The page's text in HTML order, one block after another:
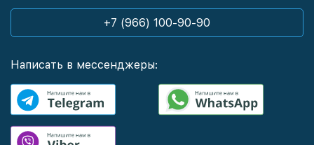
+7 (966) 100-90-90
Написать в мессенджеры: